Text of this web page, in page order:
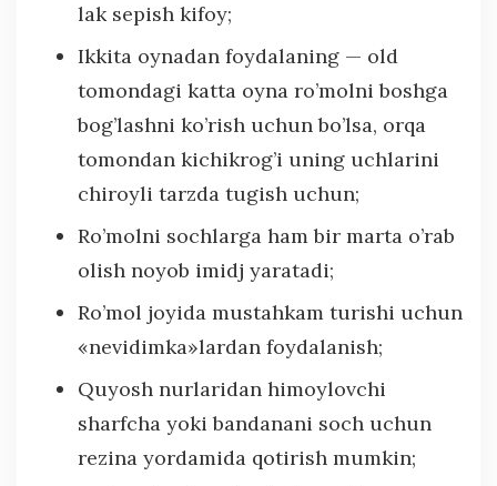
lak sepish kifoy;
Ikkita oynadan foydalaning — old
tomondagi katta oyna ro’molni boshga
bog’lashni ko’rish uchun bo’lsa, orqa
tomondan kichikrog’i uning uchlarini
chiroyli tarzda tugish uchun;
Ro’molni sochlarga ham bir marta o’rab
olish noyob imidj yaratadi;
Ro’mol joyida mustahkam turishi uchun
«nevidimka»lardan foydalanish;
Quyosh nurlaridan himoylovchi
sharfcha yoki bandanani soch uchun
rezina yordamida qotirish mumkin;